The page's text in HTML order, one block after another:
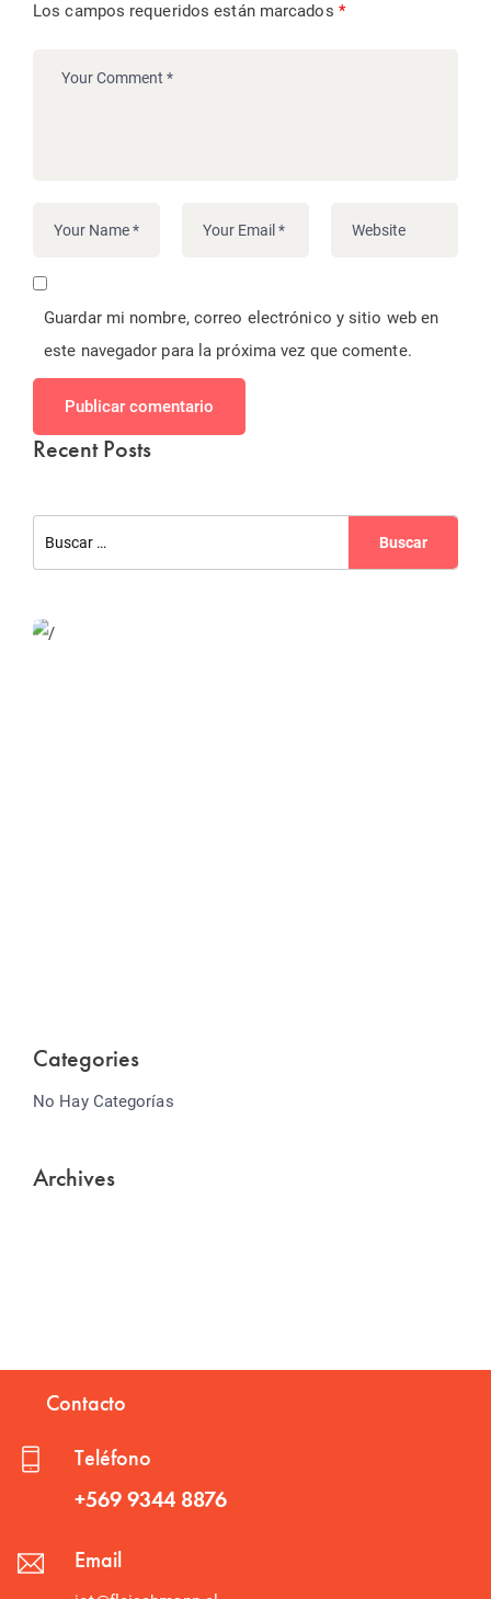
Los campos requeridos están marcados *
Guardar mi nombre, correo electrónico y sitio web en
este navegador para la próxima vez que comente.
Publicar comentario
Recent Posts
Categories
No Hay Categorías
Archives
Contacto
Teléfono
+569 9344 8876
Email